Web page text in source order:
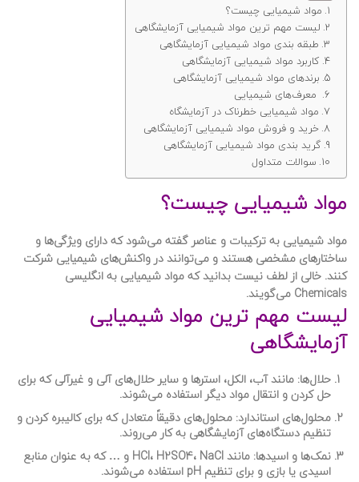
مواد شیمیایی چیست؟
لیست مهم ترین مواد شیمیایی آزمایشگاهی
طبقه بندی مواد شیمیایی آزمایشگاهی
کاربرد مواد شیمیایی آزمایشگاهی
برندهای مواد شیمیایی آزمایشگاهی
معرف‌های شیمیایی
مواد شیمیایی خطرناک در آزمایشگاه
خرید و فروش مواد شیمیایی آزمایشگاهی
گرید بندی مواد شیمیایی آزمایشگاهی
سوالات متداول
مواد شیمیایی چیست؟
مواد شیمیایی به ترکیبات و عناصر گفته می‌شود که دارای ویژگی‌ها و
ساختارهای مشخصی هستند و می‌توانند در واکنش‌های شیمیایی شرکت
کنند. خالی از لطف نیست بدانید که مواد شیمیایی به انگلیسی
Chemicals می‌گویند.
لیست مهم ترین مواد شیمیایی
آزمایشگاهی
حلال‌ها: مانند آب، الکل، استرها و سایر حلال‌های آلی و غیرآلی که برای
حل کردن و انتقال مواد دیگر استفاده می‌شوند.
محلول‌های استاندارد: محلول‌های دقیقاً متعادل که برای کالیبره کردن و
تنظیم دستگاه‌های آزمایشگاهی به کار می‌روند.
نمک‌ها و اسیدها:
مانند HCl، H2SO4، NaCl و … که به عنوان منابع
اسیدی یا بازی و برای تنظیم pH استفاده می‌شوند.